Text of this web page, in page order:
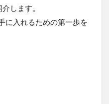
します。
に入れるための第一歩を
飲食店